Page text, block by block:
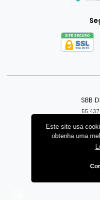
Este site usa
obtenha uma
SBB
Criar loja